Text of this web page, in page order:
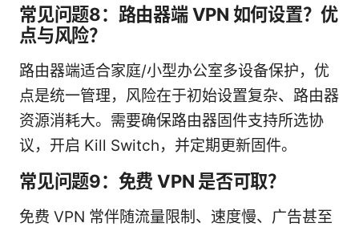
常见问题8：路由器端 VPN 如何设置？优
点与风险？
路由器端适合家庭/小型办公室多设备保护，优
点是统一管理，风险在于初始设置复杂、路由器
资源消耗大。需要确保路由器固件支持所选协
议，开启 Kill Switch，并定期更新固件。
常见问题9：免费 VPN 是否可取？
免费 VPN 常伴随流量限制、速度慢、广告甚至